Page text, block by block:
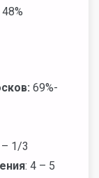
69%-
1/3
: 4 – 5